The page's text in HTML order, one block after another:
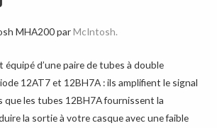
MHA200 parMcIntosh.
d’une paire de tubes à double
12AT7 et 12BH7A : ils amplifient le signal
les tubes 12BH7A fournissent la
la sortie à votre casque avec une faible